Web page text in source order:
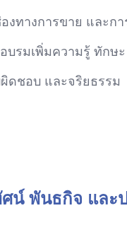
ทางการขาย และก
รมเพิ่มความรู้ ทักษ
ดชอบ และจริยธรรม
น์ พันธกิจ และ